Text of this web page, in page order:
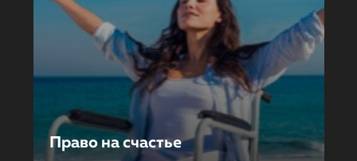
Право на счастье